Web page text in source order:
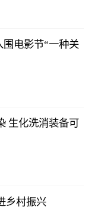
电影节“一种关
生化洗消装备可
乡村振兴